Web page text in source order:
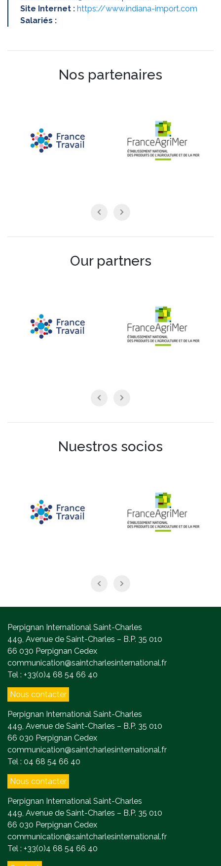
Site Internet : https://www.indiana-import.com
Salariés :
Nos partenaires
Our partners
Nuestros socios
Perpignan International Saint-Charles
449, Avenue de Saint-Charles – B.P. 35 010
66 030 Perpignan Cedex
communication@saintcharlesinternational.fr
Tel : +33(0)4 68 54 66 40
Nous contacter
Perpignan International Saint-Charles
449, Avenue de Saint-Charles – B.P. 35 010
66 030 Perpignan Cedex
communication@saintcharlesinternational.fr
Tel : 04 68 54 66 40
Nous contacter
Perpignan International Saint-Charles
449, Avenue de Saint-Charles – B.P. 35 010
66 030 Perpignan Cedex
communication@saintcharlesinternational.fr
Tel : +33(0)4 68 54 66 40